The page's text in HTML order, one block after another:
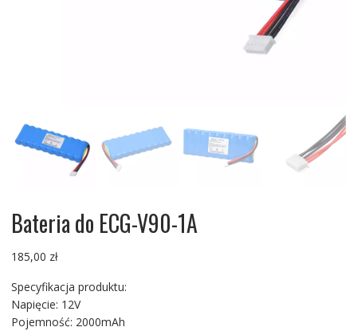
Bateria do ECG-V90-1A
185,00 zł
Specyfikacja produktu:
Napięcie: 12V
Pojemność: 2000mAh